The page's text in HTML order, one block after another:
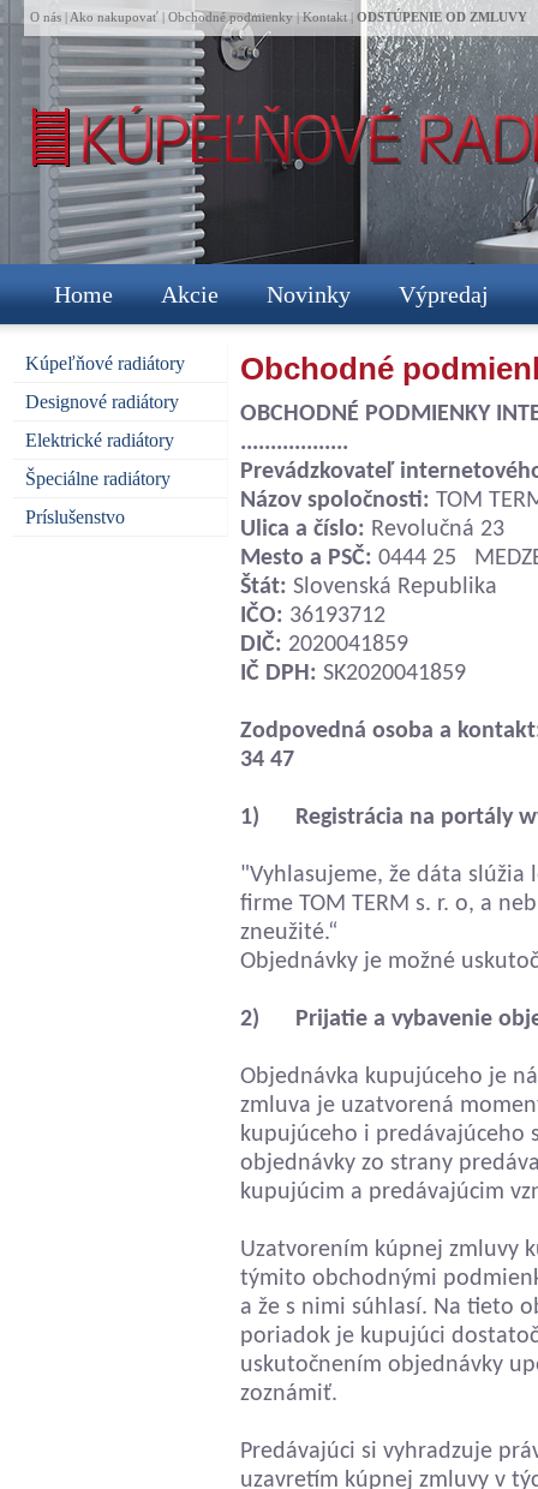
O nás Ako nakupovať Obchodné podmienky |Kontakt| ODSTÚPENIE OD ZMLUVY
Home Akcie Novinky Výpredaj
Kúpeľňové radiátory
Designové radiátory
Elektrické radiátory
Špeciálne radiátory
Príslušenstvo
Obchodné
OBCHODNÉ PODMIENKY
..................
Prevádzkovateľ
Názov spoločnosti: TOM
Ulica a číslo: Revolučná 23
Mesto a PSČ: 0444 25
Štát: Slovenská Republika
IČO: 36193712
DIČ: 2020041859
IČ DPH: SK2020041859
Zodpovedná osoba a
34 47
1) Registrácia na portály
"Vyhlasujeme, že dáta
firme TOM TERM s. r. o, a
zneužité.“
Objednávky je možné
2) Prijatie a vybavenie
Objednávka kupujúceho je
zmluva je uzatvorená
kupujúceho i predávajúceho
objednávky zo strany
kupujúcim a predávajúcim
Uzatvorením kúpnej zmluvy
týmito obchodnými
a že s nimi súhlasí. Na tieto
poriadok je kupujúci
uskutočnením objednávky
zoznámiť.
Predávajúci si vyhradzuje
uzavretím kúpnej zmluvy v